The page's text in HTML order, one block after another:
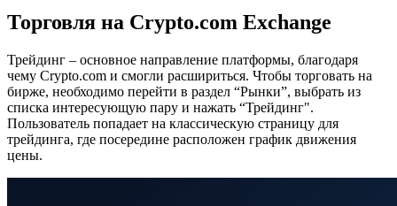
Торговля на Crypto.com Exchange
Трейдинг – основное направление платформы, благодаря
чему Cryptо.com и смогли расшириться. Чтобы торговать на
бирже, необходимо перейти в раздел “Рынки”, выбрать из
списка интересующую пару и нажать “Трейдинг".
Пользователь попадает на классическую страницу для
трейдинга, где посередине расположен график движения
цены.